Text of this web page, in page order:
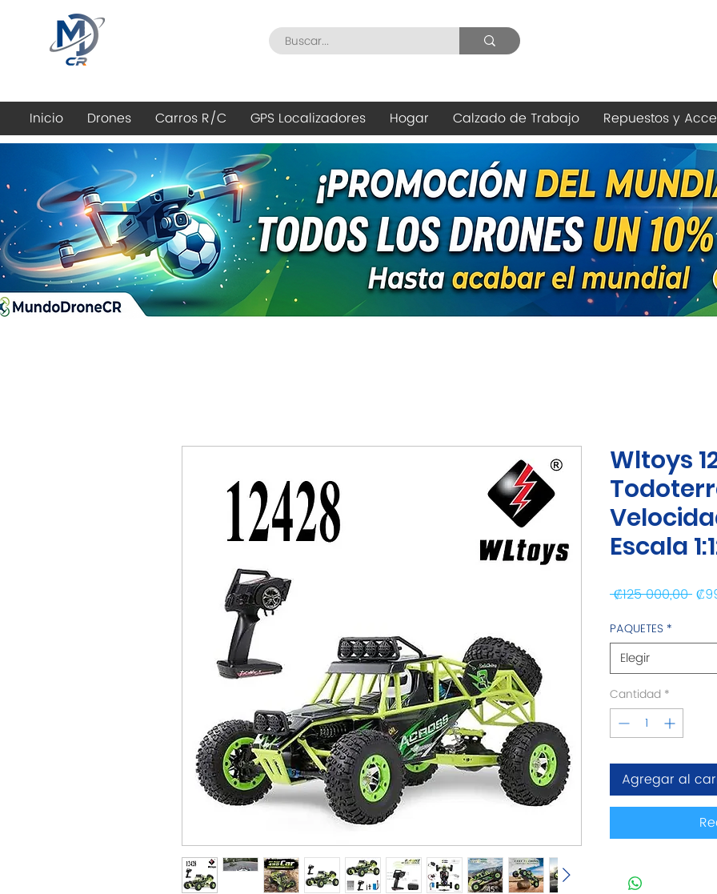
Inicio Drones Carros R/C GPS Localizadores Hogar Calzado de Trabajo Repuestos y
Wltoys
Escala
₡125 000,00
PAQUETES *
Elegir
Cantidad *
Agregar al